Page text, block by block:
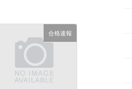
合格速報